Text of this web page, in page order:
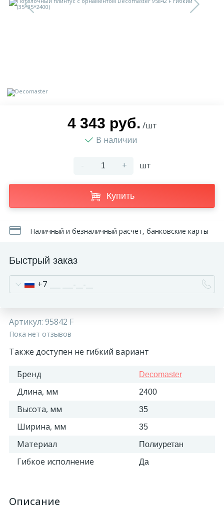
4 343 руб. /шт
В наличии
- + шт
Купить
Наличный и безналичный расчет, банковские карты
Быстрый заказ
+7
Артикул: 95842 F
Пока нет отзывов
Также доступен не гибкий вариант
Бренд Decomaster
Длина, мм 2400
Высота, мм 35
Ширина, мм 35
Материал Полиуретан
Гибкое исполнение Да
Описание
Доставка
Сотрудничество